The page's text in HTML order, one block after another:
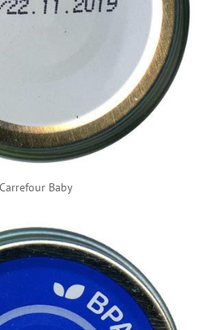
Carrefour Baby